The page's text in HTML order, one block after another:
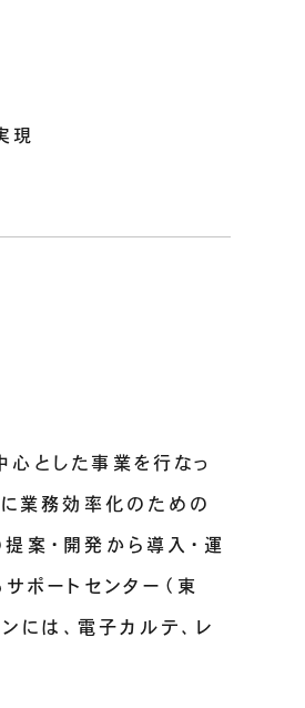
現
とした事業を行なっ
業務効率化のための
案・開発から導入・運
ポートセンター（東
には、電子カルテ、レ